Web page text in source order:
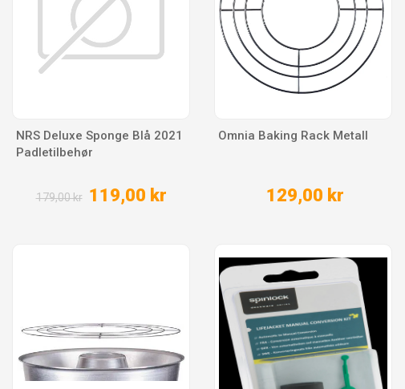
NRS Deluxe Sponge Blå 2021
Padletilbehør
179,00 kr 119,00 kr
Omnia Baking Rack Metall
129,00 kr